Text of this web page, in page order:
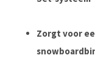
Zorgt voor